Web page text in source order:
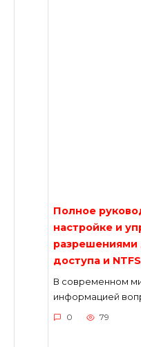
Полное
настройке и
доступа и NTFS
В современном
информацией
0 79